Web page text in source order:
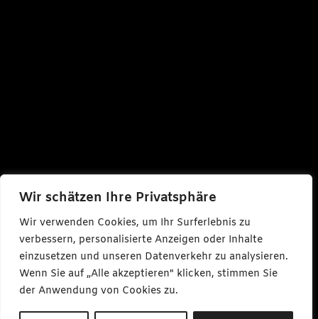
Wir schätzen Ihre Privatsphäre
Wir verwenden Cookies, um Ihr Surferlebnis zu
verbessern, personalisierte Anzeigen oder Inhalte
einzusetzen und unseren Datenverkehr zu analysieren.
Wenn Sie auf „Alle akzeptieren" klicken, stimmen Sie
der Anwendung von Cookies zu.